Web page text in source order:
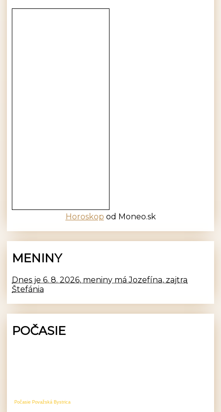
Horoskop od Moneo.sk
MENINY
Dnes je 6. 8. 2026, meniny má Jozefína, zajtra
Štefánia
POČASIE
Počasie Považská Bystrica